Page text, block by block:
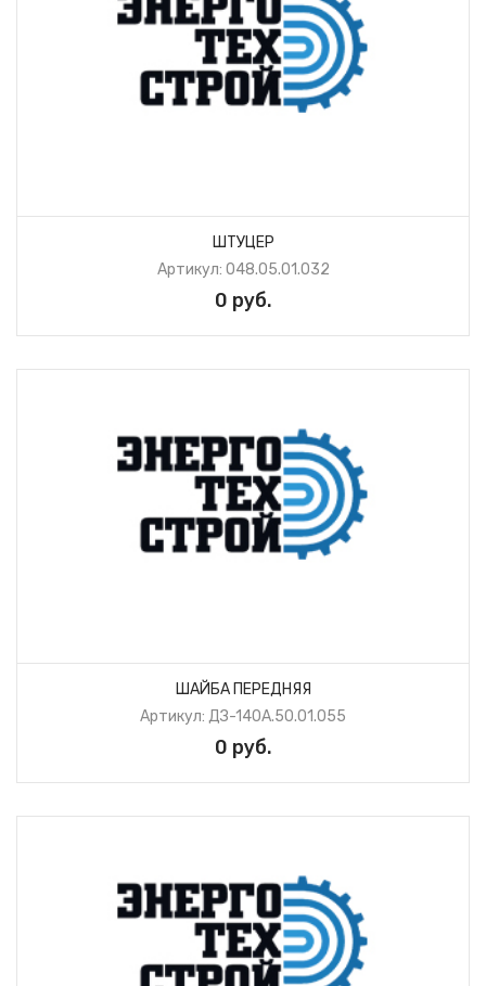
ШТУЦЕР
Артикул: 048.05.01.032
0 руб.
ШАЙБА ПЕРЕДНЯЯ
Артикул: ДЗ-140А.50.01.055
0 руб.